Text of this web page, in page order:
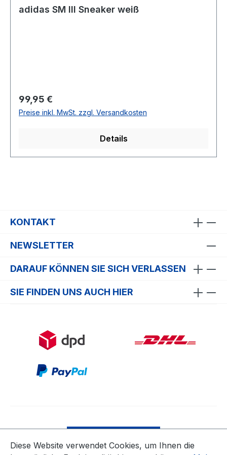
adidas SM III Sneaker weiß
Regulärer Preis:
99,95 €
Preise inkl. MwSt. zzgl. Versandkosten
Details
KONTAKT
NEWSLETTER
DARAUF KÖNNEN SIE SICH VERLASSEN
SIE FINDEN UNS AUCH HIER
Diese Website verwendet Cookies, um Ihnen die